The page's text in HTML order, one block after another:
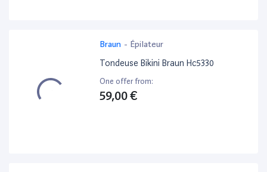
Braun - Épilateur
Tondeuse Bikini Braun Hc5330
One offer from:
59,00 €